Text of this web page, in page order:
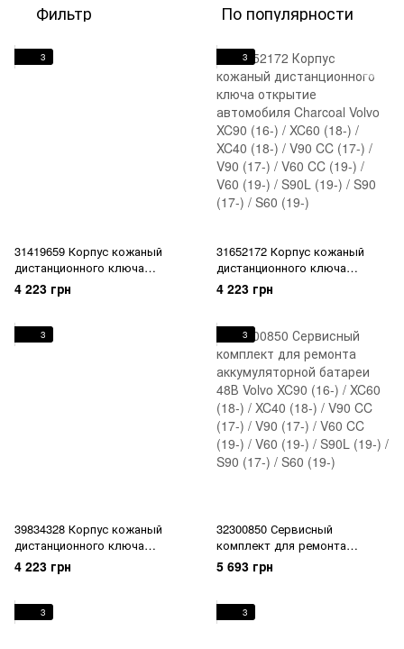
Фильтр По популярности
3
31419659 Корпус кожаный
дистанционного ключа
открытие автомобиля
Charcoal Volvo XC90 (16-) /
(17-) / V90 (17-) / V60 CC (19-) /
V60 (19-) / S90L (19-) / S90 (17-)
4 223 грн
3
31652172 Корпус кожаный
дистанционного ключа
открытие автомобиля
Charcoal Volvo XC90 (16-) /
(17-) / V90 (17-) / V60 CC (19-) /
V60 (19-) / S90L (19-) / S90 (17-)
/ S60 (19-)
4 223 грн
3
39834328 Корпус кожаный
дистанционного ключа
открытие автомобиля
Charcoal Volvo XC90 (16-) /
(17-) / V90 (17-) / V60 CC (19-) /
V60 (19-) / S90L (19-) / S90 (17-)
4 223 грн
3
32300850 Сервисный
комплект для ремонта
аккумуляторной батареи 48В
Volvo XC90 (16-) / XC60 (18-) /
(17-) / V60 CC (19-) / V60 (19-) /
S90L (19-) / S90 (17-) / S60 (19-)
5 693 грн
3 3